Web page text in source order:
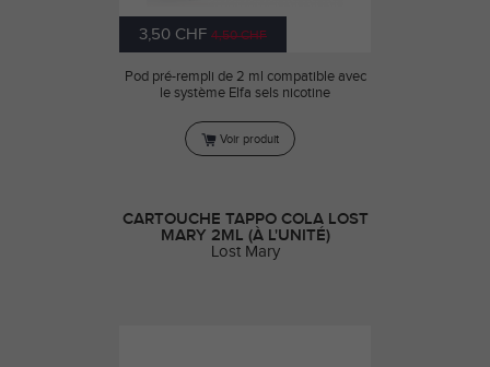
3,50 CHF 4,50 CHF
Pod pré-rempli de 2 ml compatible avec
le système Elfa sels nicotine
Voir produit
CARTOUCHE TAPPO COLA LOST
MARY 2ML (À L'UNITÉ)
Lost Mary